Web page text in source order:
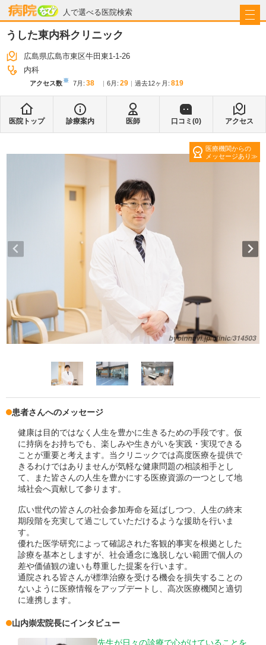
人で選べる医院検索
病院なび
うした東内科クリニック
広島県広島市東区牛田東1-1-26
内科
アクセス数※ 7月 : 38 6月 : 29 過去12ヶ月: 819
医院トップ 診療案内 医師 口コミ(0) アクセス
医療機関からの
メッセージあり
患者さんへのメッセージ
健康は目的ではなく人生を豊かに生きるための手段です。仮
に持病をお持ちでも、楽しみや生きがいを実践・実現できる
ことが重要と考えます。当クリニックでは高度医療を提供で
きるわけではありませんが気軽な健康問題の相談相手とし
て、また皆さんの人生を豊かにする医療資源の一つとして地
域社会へ貢献して参ります。
広い世代の皆さんの社会参加寿命を延ばしつつ、人生の終末
期段階を充実して過ごしていただけるような援助を行いま
す。
優れた医学研究によって確認された客観的事実を根拠とした
診療を基本としますが、社会通念に逸脱しない範囲で個人の
差や価値観の違いも尊重した提案を行います。
通院される皆さんが標準治療を受ける機会を損失することの
ないように医療情報をアップデートし、高次医療機関と適切
に連携します。
山内崇宏院長にインタビュー
先生が日々の診療で心がけていることを